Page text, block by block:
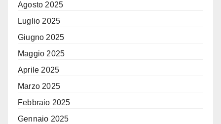
Agosto 2025
Luglio 2025
Giugno 2025
Maggio 2025
Aprile 2025
Marzo 2025
Febbraio 2025
Gennaio 2025